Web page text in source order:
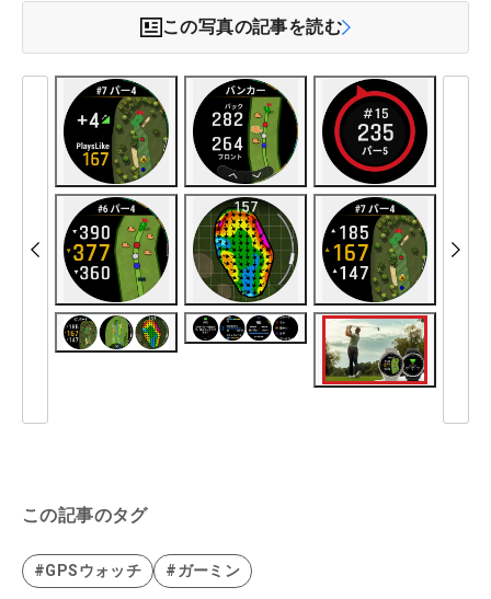
この写真の記事を読む
この記事のタグ
#GPSウォッチ #ガーミン